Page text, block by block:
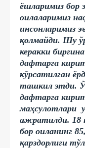
ёшларимиз бор
оилаларимиз
инсонларимиз
қолмайди. Шу
керакки
дафтарга
кўрсатилган
ташкил этди.
дафтарга
маҳсулотлари
ажратилди. 18
бор оиланинг
қарздорлиги